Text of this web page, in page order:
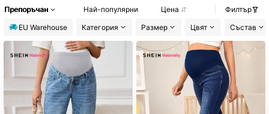
Препоръчан Най-популярни Цена
Филтър
EU Warehouse
Категория Размер Цвят Състав